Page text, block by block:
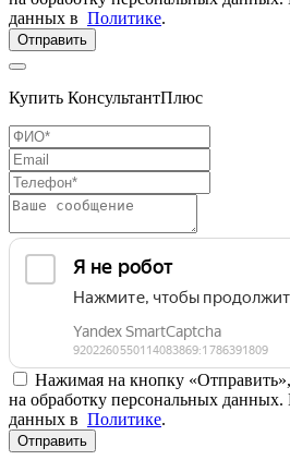
данных в Политике.
Отправить
Купить КонсультантПлюс
Нажимая на кнопку
на обработку персональных данных.
данных в Политике.
Отправить